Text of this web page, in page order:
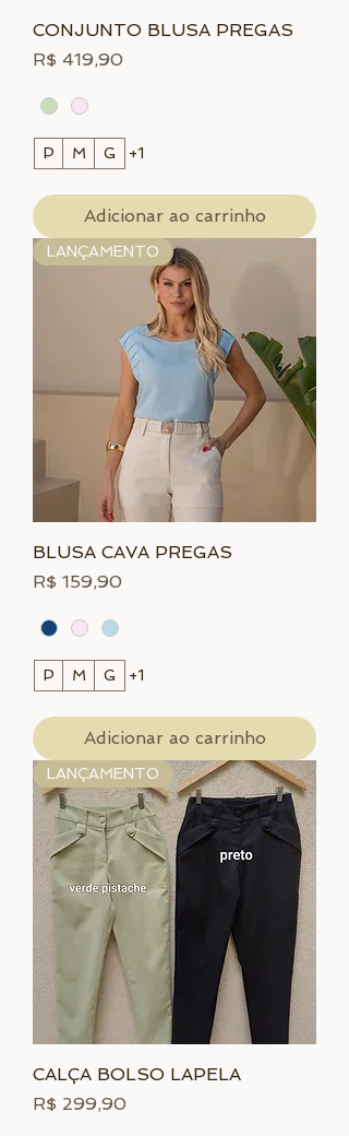
CONJUNTO BLUSA PREGAS
Preço
R$ 419,90
P M G +1
Adicionar ao carrinho
LANÇAMENTO
BLUSA CAVA PREGAS
Preço
R$ 159,90
P M G +1
Adicionar ao carrinho
LANÇAMENTO
CALÇA BOLSO LAPELA
Preço
R$ 299,90